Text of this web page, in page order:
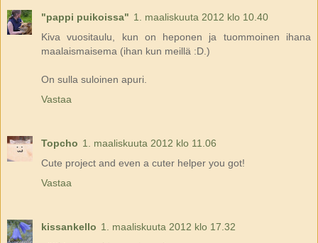
"pappi puikoissa" 1. maaliskuuta 2012 klo 10.40
Kiva vuositaulu, kun on heponen ja tuommoinen ihana
maalaismaisema (ihan kun meillä :D.)
On sulla suloinen apuri.
Vastaa
Topcho 1. maaliskuuta 2012 klo 11.06
Cute project and even a cuter helper you got!
Vastaa
kissankello 1. maaliskuuta 2012 klo 17.32